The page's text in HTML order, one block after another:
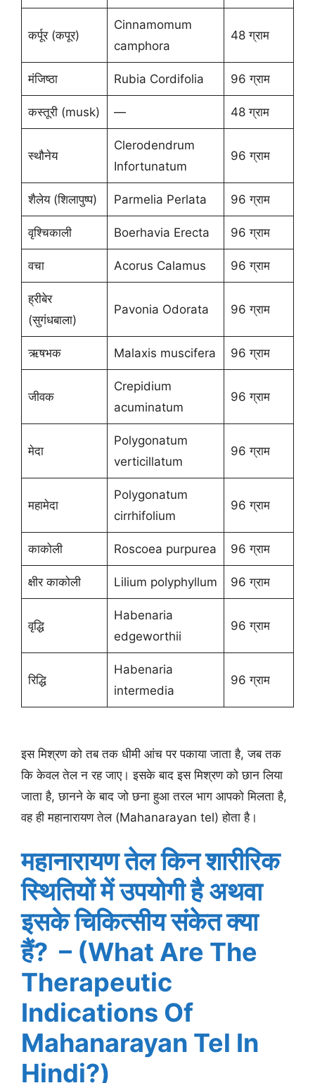
कर्पूर (कपूर)
Cinnamomum
camphora
48 ग्राम
मंजिष्ठा Rubia Cordifolia 96 ग्राम
कस्तूरी (musk) — 48 ग्राम
स्थौनेय
Clerodendrum
Infortunatum
96 ग्राम
शैलेय (शिलापुष्प) Parmelia Perlata 96 ग्राम
वृश्चिकाली Boerhavia Erecta 96 ग्राम
वचा Acorus Calamus 96 ग्राम
ह्रीबेर
(सुगंधबाला)
Pavonia Odorata 96 ग्राम
ऋषभक Malaxis muscifera 96 ग्राम
जीवक
Crepidium
acuminatum
96 ग्राम
मेदा
Polygonatum
verticillatum
96 ग्राम
महामेदा
Polygonatum
cirrhifolium
96 ग्राम
काकोली Roscoea purpurea 96 ग्राम
क्षीर काकोली Lilium polyphyllum 96 ग्राम
वृद्धि
Habenaria
edgeworthii
96 ग्राम
रिद्धि
Habenaria
intermedia
96 ग्राम
इस मिश्रण को तब तक धीमी आंच पर पकाया जाता है, जब तक
कि केवल तेल न रह जाए। इसके बाद इस मिश्रण को छान लिया
जाता है, छानने के बाद जो छना हुआ तरल भाग आपको मिलता है,
वह ही महानारायण तेल (Mahanarayan tel) होता है।
महानारायण तेल किन शारीरिक
स्थितियों में उपयोगी है अथवा
इसके चिकित्सीय संकेत क्या
हैं? – (What Are The
Therapeutic
Indications Of
Mahanarayan Tel In
Hindi?)